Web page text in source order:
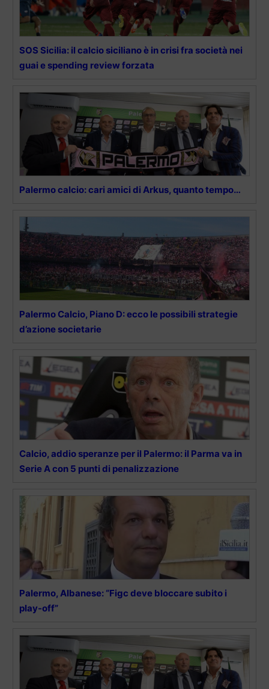
SOS Sicilia: il calcio siciliano è in crisi fra società nei
guai e spending review forzata
Palermo calcio: cari amici di Arkus, quanto tempo…
Palermo Calcio, Piano D: ecco le possibili strategie
d’azione societarie
Calcio, addio speranze per il Palermo: il Parma va in
Serie A con 5 punti di penalizzazione
Palermo, Albanese: “Figc deve bloccare subito i
play-off”